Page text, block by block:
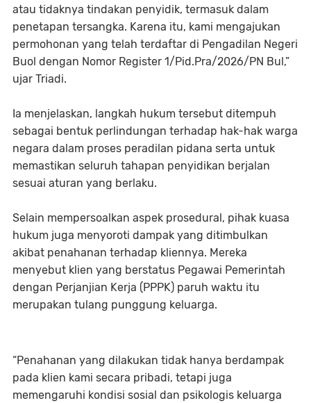
atau tidaknya tindakan penyidik, termasuk dalam
penetapan tersangka. Karena itu, kami mengajukan
permohonan yang telah terdaftar di Pengadilan Negeri
Buol dengan Nomor Register 1/Pid.Pra/2026/PN Bul,”
ujar Triadi.
Ia menjelaskan, langkah hukum tersebut ditempuh
sebagai bentuk perlindungan terhadap hak-hak warga
negara dalam proses peradilan pidana serta untuk
memastikan seluruh tahapan penyidikan berjalan
sesuai aturan yang berlaku.
Selain mempersoalkan aspek prosedural, pihak kuasa
hukum juga menyoroti dampak yang ditimbulkan
akibat penahanan terhadap kliennya. Mereka
menyebut klien yang berstatus Pegawai Pemerintah
dengan Perjanjian Kerja (PPPK) paruh waktu itu
merupakan tulang punggung keluarga.
“Penahanan yang dilakukan tidak hanya berdampak
pada klien kami secara pribadi, tetapi juga
memengaruhi kondisi sosial dan psikologis keluarga